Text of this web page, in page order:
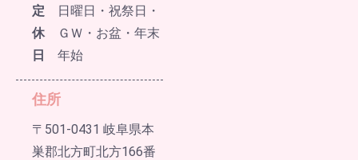
定
休
日
日曜日・祝祭日・
ＧＷ・お盆・年末
年始
住所
〒501-0431 岐阜県本
巣郡北方町北方166番